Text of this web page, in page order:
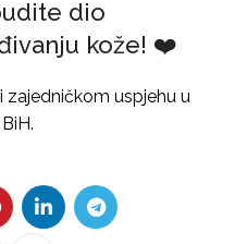
dio
kože! ❤️
zajedničkom uspjehu u